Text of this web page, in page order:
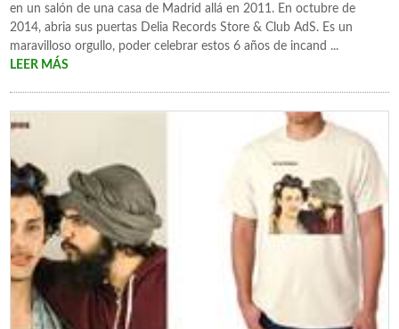
en un salón de una casa de Madrid allá en 2011. En octubre de
2014, abria sus puertas Delia Records Store & Club AdS. Es un
maravilloso orgullo, poder celebrar estos 6 años de incand ...
LEER MÁS